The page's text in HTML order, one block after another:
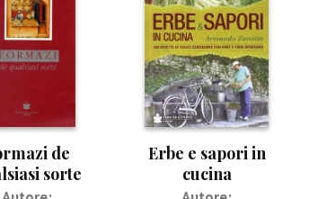
de
sorte
Erbe e sapori in
cucina